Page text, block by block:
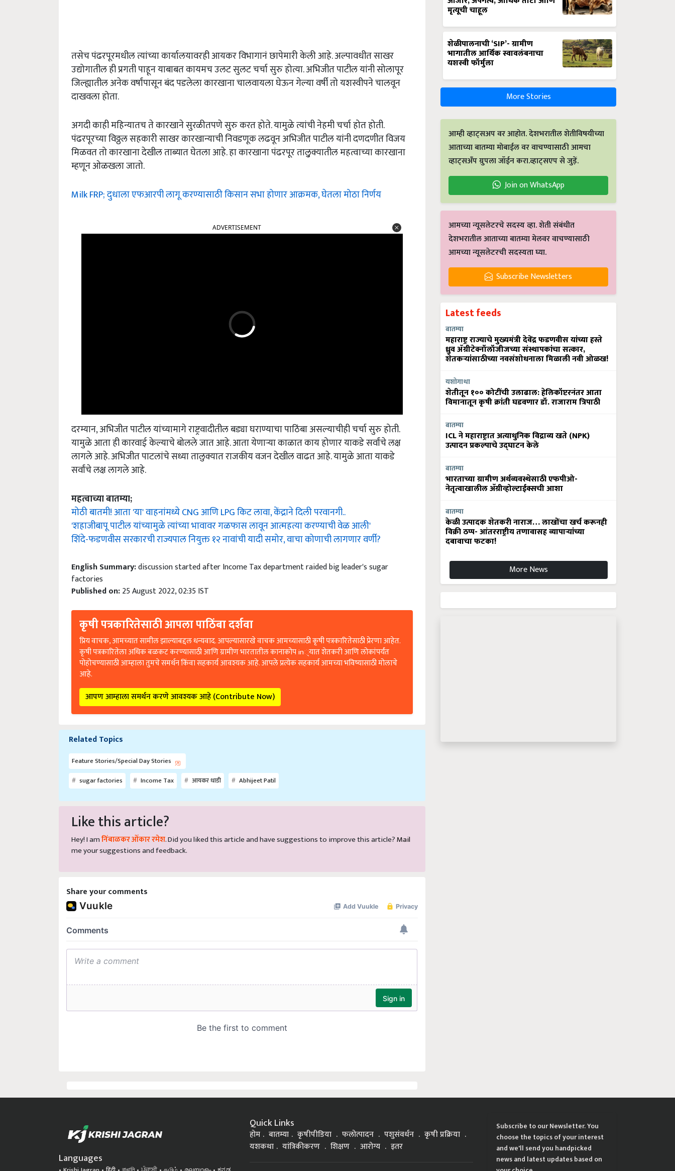
तसेच पंढरपूरमधील त्यांच्या कार्यालयावरही आयकर विभागानं छापेमारी केली आहे. अल्पावधीत साखर
उद्योगातील ही प्रगती पाहून याबाबत कायमच उलट सुलट चर्चा सुरु होत्या. अभिजीत पाटील यांनी सोलापूर
जिल्ह्यातील अनेक वर्षांपासून बंद पडलेला कारखाना चालवायला घेऊन गेल्या वर्षी तो यशस्वीपने चालवून
दाखवला होता.
अगदी काही महिन्यातच ते कारखाने सुरळीतपणे सुरु करत होते. यामुळे त्यांची नेहमी चर्चा होत होती.
पंढरपूरच्या विठ्ठल सहकारी साखर कारखान्याची निवडणूक लढवून अभिजीत पाटील यांनी दणदणीत विजय
मिळवत तो कारखाना देखील ताब्यात घेतला आहे. हा कारखाना पंढरपूर तालु्क्यातील महत्वाच्या कारखाना
म्हणून ओळखला जातो.
Milk FRP; दुधाला एफआरपी लागू करण्यासाठी किसान सभा होणार आक्रमक, घेतला मोठा निर्णय
दरम्यान, अभिजीत पाटील यांच्यामागे राष्ट्रवादीतील बड्या घराण्याचा पाठिंबा असल्याचीही चर्चा सुरु होती.
यामुळे आता ही कारवाई केल्याचे बोलले जात आहे. आता येणाऱ्या काळात काय होणार याकडे सर्वांचे लक्ष
लागले आहे. अभिजीत पाटलांचे सध्या तालुक्यात राजकीय वजन देखील वाढत आहे. यामुळे आता याकडे
सर्वांचे लक्ष लागले आहे.
महत्वाच्या बातम्या;
मोठी बातमी! आता 'या' वाहनांमध्ये CNG आणि LPG किट लावा, केंद्राने दिली परवानगी..
'शहाजीबापू पाटील यांच्यामुळे त्यांच्या भावावर गळफास लावून आत्महत्या करण्याची वेळ आली'
शिंदे-फडणवीस सरकारची राज्यपाल नियुक्त १२ नावांची यादी समोर, वाचा कोणाची लागणार वर्णी?
English Summary: discussion started after Income Tax department raided big leader's sugar
factories
Published on: 25 August 2022, 02:35 IST
कृषी पत्रकारितेसाठी आपला पाठिंबा दर्शवा
प्रिय वाचक, आमच्यात सामील झाल्याबद्दल धन्यवाद. आपल्यासारखे वाचक आमच्यासाठी कृषी पत्रकारितेसाठी प्रेरणा आहेत.
कृषी पत्रकारितेला अधिक बळकट करण्यासाठी आणि ग्रामीण भारतातील कानाकोप in्यात शेतकरी आणि लोकांपर्यंत
पोहोचण्यासाठी आम्हाला तुमचे समर्थन किंवा सहकार्य आवश्यक आहे. आपले प्रत्येक सहकार्य आमच्या भविष्यासाठी मोलाचे
आहे.
आपण आम्हाला समर्थन करणे आवश्यक आहे (Contribute Now)
Related Topics
Feature Stories/Special Day Stories
sugar factories
Income Tax आयकर धाडी Abhijeet Patil
Like this article?
Hey! I am निंबाळकर ओंकार रमेश . Did you liked this article and have suggestions to improve this article? Mail
me your suggestions and feedback.
Share your comments
मृत्यूची चाहूल
शेळीपालनाची ‘SIP’- ग्रामीण
भागातील आर्थिक स्वावलंबनाचा
यशस्वी फॉर्मुला
More Stories
आम्ही व्हाट्सअप वर आहोत. देशभरातील शेतीविषयीच्या
आताच्या बातम्या मोबाईल वर वाचण्यासाठी आमचा
व्हाट्सअँप ग्रुपला जॉईन करा.व्हाट्सएप से जुड़ें.
Join on WhatsApp
आमच्या न्यूसलेटरचे सदस्य व्हा. शेती संबंधीत
देशभरातील आताच्या बातम्या मेलवर वाचण्यासाठी
आमच्या न्यूसलेटरची सदस्यता घ्या.
Subscribe Newsletters
Latest feeds
बातम्या
महाराष्ट्र राज्याचे मुख्यमंत्री देवेंद्र फडणवीस यांच्या हस्ते
ध्रुव ॲग्रीटेक्नॉलॉजीजच्या संस्थापकांचा सत्कार,
शेतकऱ्यांसाठीच्या नवसंशोधनाला मिळाली नवी ओळख!
यशोगाथा
शेतीतून १०० कोटींची उलाढाल: हेलिकॉप्टरनंतर आता
विमानातून कृषी क्रांती घडवणार डॉ. राजाराम त्रिपाठी
बातम्या
ICL ने महाराष्ट्रात अत्याधुनिक विद्राव्य खते (NPK)
उत्पादन प्रकल्पाचे उद्घाटन केले
बातम्या
भारताच्या ग्रामीण अर्थव्यवस्थेसाठी एफपीओ-
नेतृत्वाखालील अ‍ॅग्रीव्होल्टाईक्सची आशा
बातम्या
केळी उत्पादक शेतकरी नाराज… लाखोंचा खर्च करूनही
विक्री ठप्प- आंतरराष्ट्रीय तणावासह व्यापाऱ्यांच्या
दबावाचा फटका!
More News
Languages
Krishi Jagran हिंदी বাঙালি ਪੰਜਾਬੀ தமிழ் മലയാളം ಕನ್ನಡ
Quick Links
होम बातम्या कृषीपीडिया फलोत्पादन पशुसंवर्धन
कृषी प्रक्रिया
यशकथा
यांत्रिकीकरण शिक्षण आरोग्य इतर
Subscribe to our Newsletter. You
choose the topics of your interest
and we'll send you handpicked
news and latest updates based on
your choice.